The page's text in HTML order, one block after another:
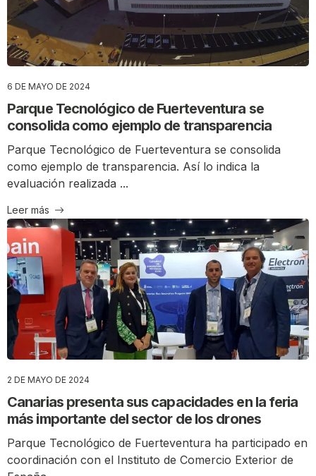
6 DE MAYO DE 2024
Parque Tecnológico de Fuerteventura se
consolida como ejemplo de transparencia
Parque Tecnológico de Fuerteventura se consolida
como ejemplo de transparencia. Así lo indica la
evaluación realizada ...
Leer más
2 DE MAYO DE 2024
Canarias presenta sus capacidades en la feria
más importante del sector de los drones
Parque Tecnológico de Fuerteventura ha participado en
coordinación con el Instituto de Comercio Exterior de